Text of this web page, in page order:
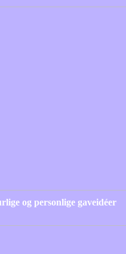
og personlige gaveidéer